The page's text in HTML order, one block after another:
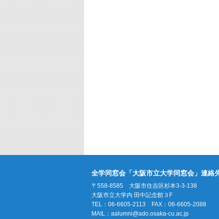
全学同窓会「大阪市立大学同窓会」連絡
〒558-8585 大阪市住吉区杉本3-3-138
大阪市立大学内 田中記念館３F
TEL：06-6605-2113 FAX：06-6605-2088
MAIL： aalumni@ado.osaka-cu.ac.jp